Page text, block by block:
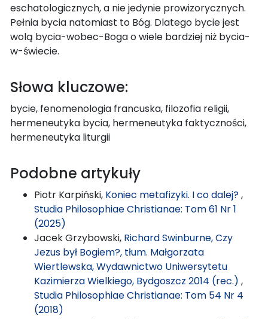
eschatologicznych, a nie jedynie prowizorycznych.
Pełnia bycia natomiast to Bóg. Dlatego bycie jest
wolą bycia-wobec-Boga o wiele bardziej niż bycia-
w-świecie.
Słowa kluczowe:
bycie, fenomenologia francuska, filozofia religii,
hermeneutyka bycia, hermeneutyka faktyczności,
hermeneutyka liturgii
Podobne artykuły
Piotr Karpiński, Koniec metafizyki. I co dalej?,
Studia Philosophiae Christianae: Tom 61 Nr 1
(2025)
Jacek Grzybowski, Richard Swinburne, Czy
Jezus był Bogiem?, tłum. Małgorzata
Wiertlewska, Wydawnictwo Uniwersytetu
Kazimierza Wielkiego, Bydgoszcz 2014 (rec.) ,
Studia Philosophiae Christianae: Tom 54 Nr 4
(2018)